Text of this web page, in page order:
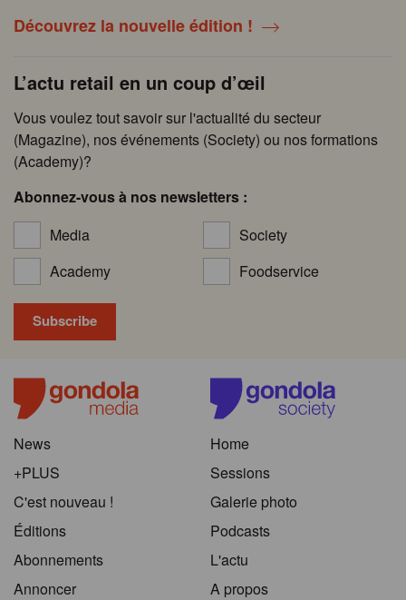
Découvrez la nouvelle édition !
L’actu retail en un coup d’œil
Vous voulez tout savoir sur l'actualité du secteur
(Magazine), nos événements (Society) ou nos formations
(Academy)?
Abonnez-vous à nos newsletters :
Media
Society
Academy
Foodservice
News
+PLUS
C'est nouveau !
Éditions
Abonnements
Annoncer
Home
Sessions
Galerie photo
Podcasts
L'actu
A propos